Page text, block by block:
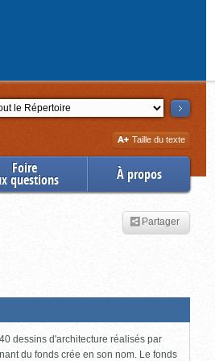
Augmenter
la
Taille du texte
Foire
questions À propos
Partager
dessins d'architecture réalisés par
du fonds crée en son nom. Le fonds